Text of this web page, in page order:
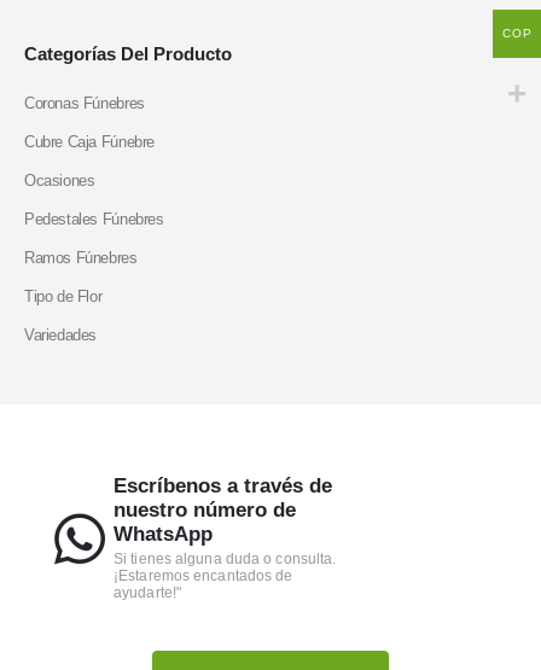
Categorías Del Producto
Coronas Fúnebres
Cubre Caja Fúnebre
Ocasiones
Pedestales Fúnebres
Ramos Fúnebres
Tipo de Flor
Variedades
Escríbenos a través de
nuestro número de
WhatsApp
Si tienes alguna duda o consulta.
¡Estaremos encantados de
ayudarte!"
COP